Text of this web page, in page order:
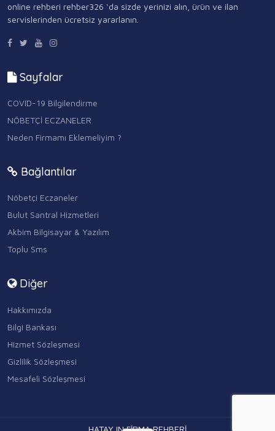
online rehberi rehber326 ‘da sizde yerinizi alın, ürün ve ilan
servislerinden ücretsiz yararlanın.
Sayfalar
COVID-19 Bilgilendirme
NÖBETÇİ ECZANELER
Neden Firmamı Eklemeliyim ?
Bağlantılar
Nöbetçi Eczaneler
Bulut Santral Hizmetleri
Akbim Bilgisayar & Yazılım
Toplu Sms
Diğer
Hakkımızda
Bilgi Bankası
Hizmet Sözleşmesi
Gizlilik Sözleşmesi
Mesafeli Sözleşmesi
HATAY IN FİRMA REHBERİ